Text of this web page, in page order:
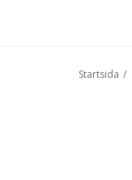
Startsida /